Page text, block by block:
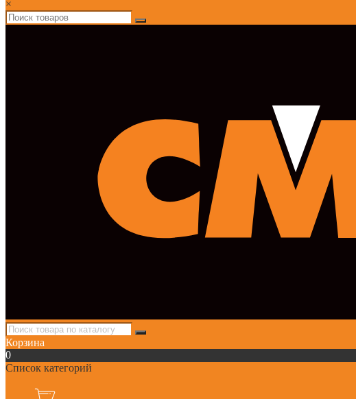
×
Корзина
0
Список категорий